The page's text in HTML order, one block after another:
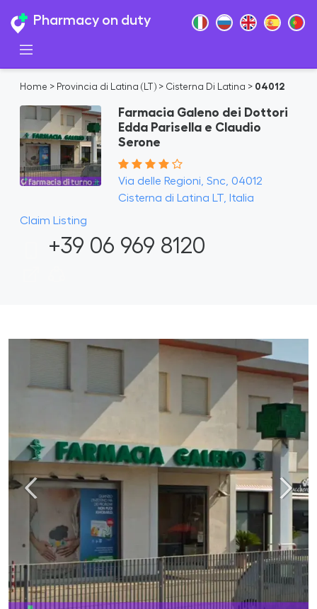
Pharmacy on duty
Home > Provincia di Latina (LT) > Cisterna Di Latina > 04012
Farmacia Galeno dei Dottori
Edda Parisella e Claudio
Serone
Via delle Regioni, Snc, 04012
Cisterna di Latina LT, Italia
Claim Listing
+39 06 969 8120